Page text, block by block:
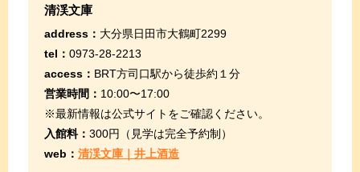
清渓文庫
address： 大分県日田市大鶴町2299
tel： 0973-28-2213
access： BRT方司口駅から徒歩約１分
営業時間： 10:00〜17:00
※最新情報は公式サイトをご確認ください。
入館料： 300円（見学は完全予約制）
web： 清渓文庫｜井上酒造